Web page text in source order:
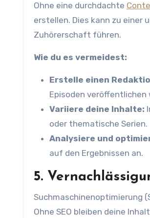
Ohne eine durchdachte
erstellen. Dies kann zu einer
Zuhörerschaft führen.
Wie du es vermeidest:
Erstelle einen
Episoden veröffentlichen
Variiere deine Inhalte:
oder thematische Serien.
Analysiere und
auf den Ergebnissen an.
5.
Suchmaschinenoptimierung
Ohne SEO bleiben deine